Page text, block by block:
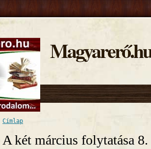
Jelenlegi hely
Címlap
A két március folytatása 8.